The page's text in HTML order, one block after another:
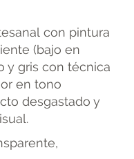
con pintura
(bajo en
y gris con técnica
en tono
desgastado y